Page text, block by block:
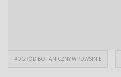
#OGRÓD BOTANICZNY W POWSINIE